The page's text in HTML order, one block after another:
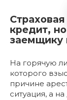
кредит,
заемщику
На горячую
которого
причине
ситуация, а